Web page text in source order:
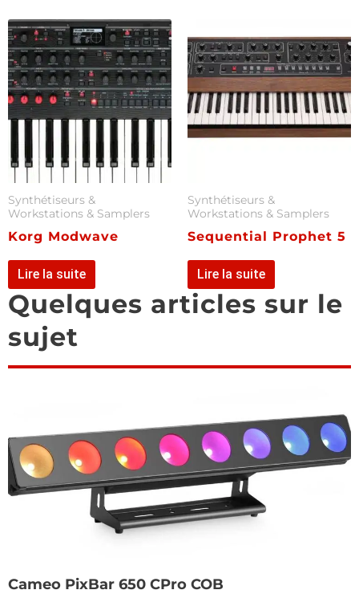
Synthétiseurs &
Workstations & Samplers
Korg Modwave
Lire la suite
Synthétiseurs &
Workstations & Samplers
Sequential Prophet 5
Lire la suite
Quelques articles sur le
sujet
Cameo PixBar 650 CPro COB